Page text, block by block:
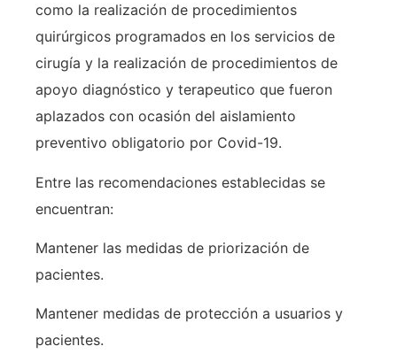
como la realización de procedimientos
quirúrgicos programados en los servicios de
cirugía y la realización de procedimientos de
apoyo diagnóstico y terapeutico que fueron
aplazados con ocasión del aislamiento
preventivo obligatorio por Covid-19.
Entre las recomendaciones establecidas se
encuentran:
Mantener las medidas de priorización de
pacientes.
Mantener medidas de protección a usuarios y
pacientes.